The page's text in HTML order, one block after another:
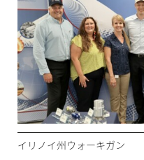
イリノイ州ウォーキガン